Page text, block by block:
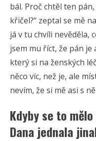
bál. Proč chtěl ten
křičel?“ zeptal se mě
já v tu chvíli nevěděla,
jsem mu říct, že pán je
který si na ženských
něco víc, než je, ale
nevím, že si mě asi s
Kdyby se to
Dana jednala